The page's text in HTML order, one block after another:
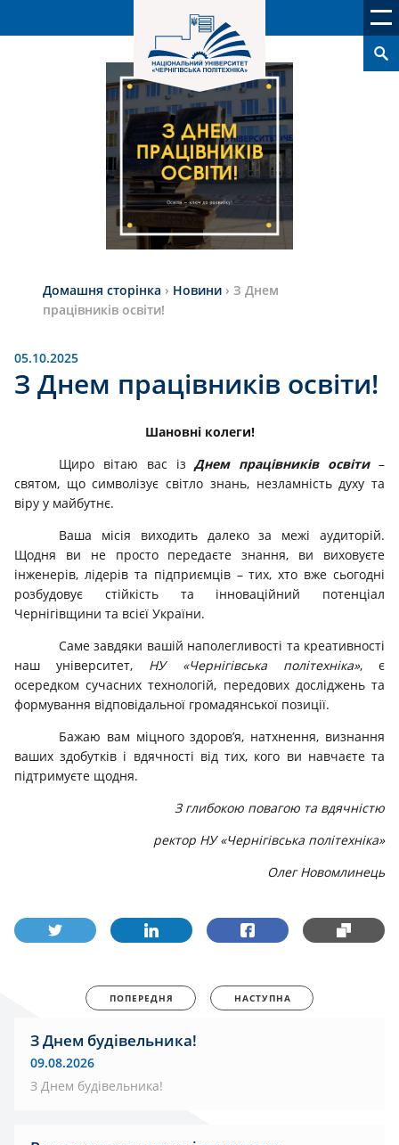
Домашня сторінка › Новини › З Днем
працівників освіти!
05.10.2025
З Днем працівників освіти!
Шановні колеги!
Щиро вітаю вас ізДнем працівників освіти –
святом, що символізує світло знань, незламність духу та
віру у майбутнє.
Ваша місія виходить далеко за межі аудиторій.
Щодня ви не просто передаєте знання, ви виховуєте
інженерів, лідерів та підприємців – тих, хто вже сьогодні
розбудовує стійкість та інноваційний потенціал
Чернігівщини та всієї України.
Саме завдяки вашій наполегливості та креативності
наш університет, НУ «Чернігівська політехніка», є
осередком сучасних технологій, передових досліджень та
формування відповідальної громадянської позиції.
Бажаю вам міцного здоров’я, натхнення, визнання
ваших здобутків і вдячності від тих, кого ви навчаєте та
підтримуєте щодня.
З глибокою повагою та вдячністю
ректор НУ «Чернігівська політехніка»
Олег Новомлинець
ПОПЕРЕДНЯ НАСТУПНА
З Днем будівельника!
09.08.2026
З Днем будівельника!